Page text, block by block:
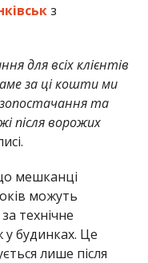
з
для всіх клієнтів
за ці кошти ми
та
після ворожих
мешканці
можуть
технічне
у будинках. Це
лише після